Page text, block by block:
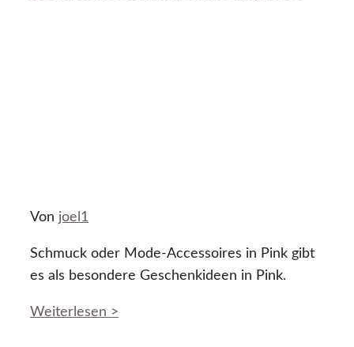
Von joel1
Schmuck oder Mode-Accessoires in Pink gibt
es als besondere Geschenkideen in Pink.
Weiterlesen >